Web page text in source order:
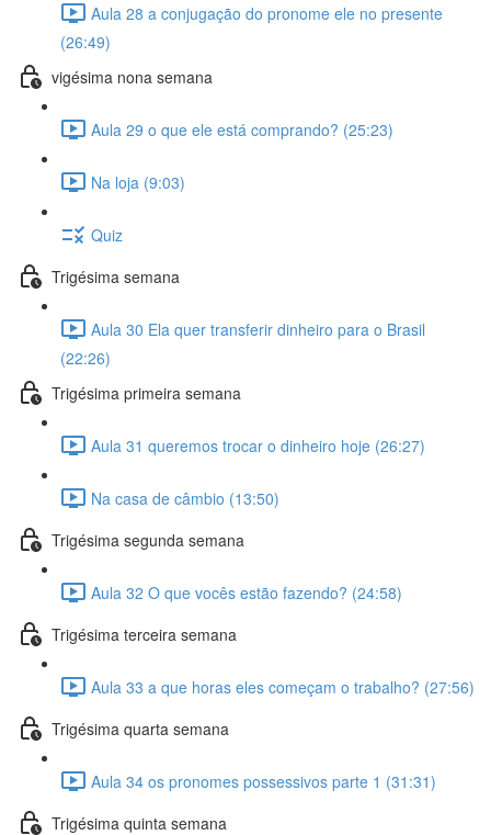
Aula 28 a conjugação do pronome ele no presente
(26:49)
vigésima nona semana
Aula 29 o que ele está comprando? (25:23)
Na loja (9:03)
Quiz
Trigésima semana
Aula 30 Ela quer transferir dinheiro para o Brasil
(22:26)
Trigésima primeira semana
Aula 31 queremos trocar o dinheiro hoje (26:27)
Na casa de câmbio (13:50)
Trigésima segunda semana
Aula 32 O que vocês estão fazendo? (24:58)
Trigésima terceira semana
Aula 33 a que horas eles começam o trabalho? (27:56)
Trigésima quarta semana
Aula 34 os pronomes possessivos parte 1 (31:31)
Trigésima quinta semana